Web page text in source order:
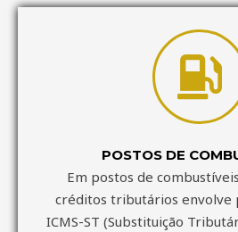
POSTOS DE
Em postos de
créditos tributários envolve
ICMS-ST (Substituição